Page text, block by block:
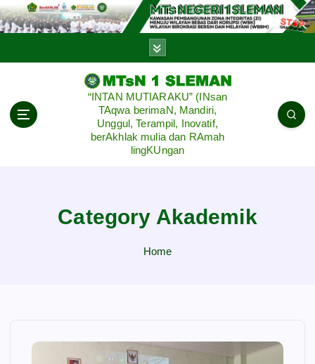
S
k
“INTAN MUTIARAKU” (INsan
TAqwa berimaN, Mandiri,
Unggul, Terampil, Inovatif,
berAkhlak mulia dan RAmah
lingKUngan
Category Akademik
Home